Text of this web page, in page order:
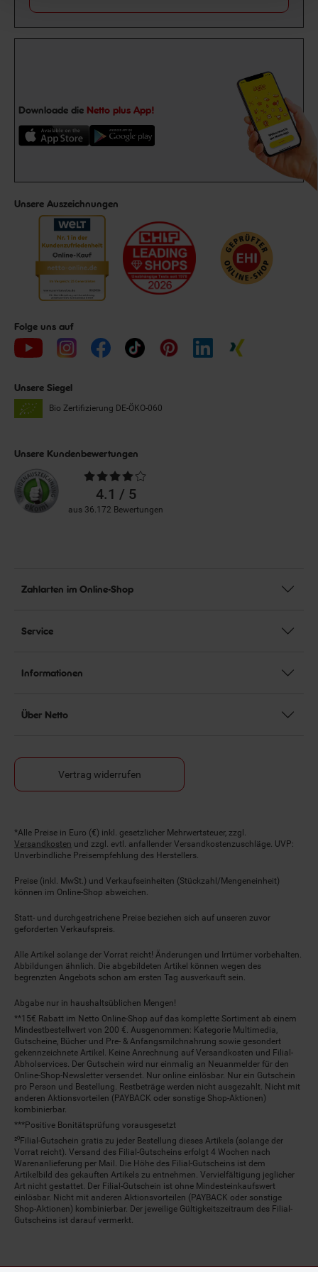
Downloade die Netto plus App!
Unsere Auszeichnungen
Folge uns auf
Unsere Siegel
Bio Zertifizierung DE-ÖKO-060
Unsere Kundenbewertungen
Durchschnittliche
Bewertungen4.1 / 5
aus 36.172 Bewertungen
Zahlarten im Online-Shop
Service
Informationen
Über Netto
Vertrag widerrufen
Fußnoten
*Alle Preise in Euro (€) inkl. gesetzlicher Mehrwertsteuer, zzgl.
Versandkosten und zzgl. evtl. anfallender Versandkostenzuschläge. UVP:
Unverbindliche Preisempfehlung des Herstellers.
Preise (inkl. MwSt.) und Verkaufseinheiten (Stückzahl/Mengeneinheit)
können im Online-Shop abweichen.
Statt- und durchgestrichene Preise beziehen sich auf unseren zuvor
geforderten Verkaufspreis.
Alle Artikel solange der Vorrat reicht! Änderungen und Irrtümer vorbehalten.
Abbildungen ähnlich. Die abgebildeten Artikel können wegen des
begrenzten Angebots schon am ersten Tag ausverkauft sein.
Abgabe nur in haushaltsüblichen Mengen!
**15€ Rabatt im Netto Online-Shop auf das komplette Sortiment ab einem
Mindestbestellwert von 200 €. Ausgenommen: Kategorie Multimedia,
Gutscheine, Bücher und Pre- & Anfangsmilchnahrung sowie gesondert
gekennzeichnete Artikel. Keine Anrechnung auf Versandkosten und Filial-
Abholservices. Der Gutschein wird nur einmalig an Neuanmelder für den
Online-Shop-Newsletter versendet. Nur online einlösbar. Nur ein Gutschein
pro Person und Bestellung. Restbeträge werden nicht ausgezahlt. Nicht mit
anderen Aktionsvorteilen (PAYBACK oder sonstige Shop-Aktionen)
kombinierbar.
***Positive Bonitätsprüfung vorausgesetzt
²⁰Filial-Gutschein gratis zu jeder Bestellung dieses Artikels (solange der
Vorrat reicht). Versand des Filial-Gutscheins erfolgt 4 Wochen nach
Warenanlieferung per Mail. Die Höhe des Filial-Gutscheins ist dem
Artikelbild des gekauften Artikels zu entnehmen. Vervielfältigung jeglicher
Art nicht gestattet. Der Filial-Gutschein ist ohne Mindesteinkaufswert
einlösbar. Nicht mit anderen Aktionsvorteilen (PAYBACK oder sonstige
Shop-Aktionen) kombinierbar. Der jeweilige Gültigkeitszeitraum des Filial-
Gutscheins ist darauf vermerkt.